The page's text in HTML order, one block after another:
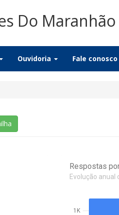
Do Maranhão
Ouvidoria Fale conosco
Respostas
Evolução anual
1K